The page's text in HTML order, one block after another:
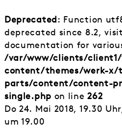
Deprecated: Function
deprecated since 8.2,
documentation for
/var/www/clients/client1/
content/themes/werk-x/
parts/content/content-
single.php on line262
Do 24. Mai 2018, 19.30
um 19.00